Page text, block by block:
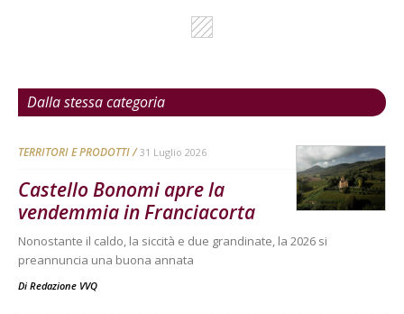
Dalla stessa categoria
TERRITORI E PRODOTTI 31 Luglio 2026
Castello Bonomi apre la
vendemmia in Franciacorta
Nonostante il caldo, la siccità e due grandinate, la 2026 si
preannuncia una buona annata
Di Redazione VVQ